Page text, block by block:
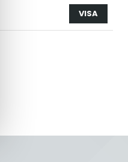
VISA